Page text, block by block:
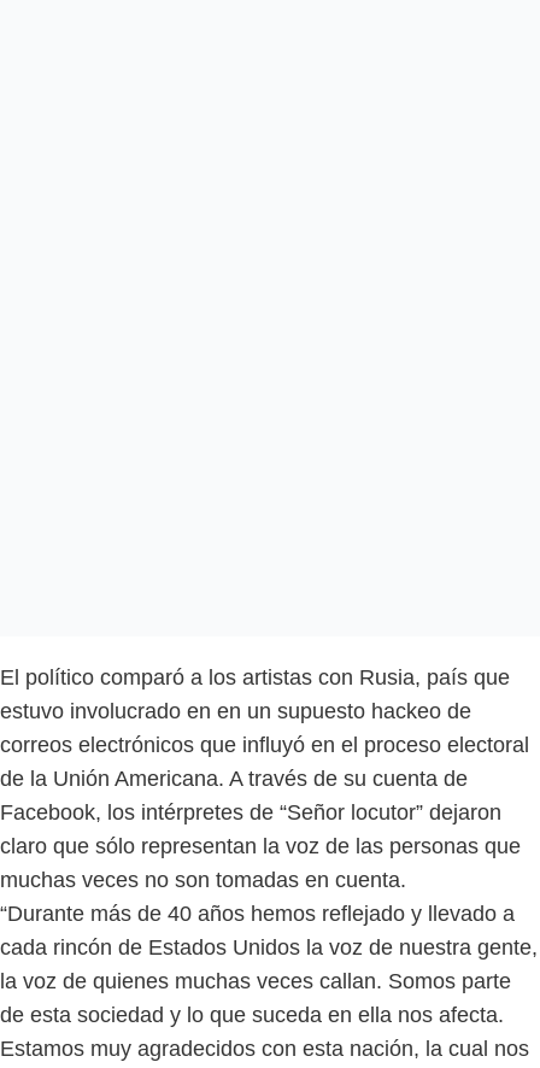
El político comparó a los artistas con Rusia, país que
estuvo involucrado en en un supuesto hackeo de
correos electrónicos que influyó en el proceso electoral
de la Unión Americana. A través de su cuenta de
Facebook, los intérpretes de “Señor locutor” dejaron
claro que sólo representan la voz de las personas que
muchas veces no son tomadas en cuenta.
“Durante más de 40 años hemos reflejado y llevado a
cada rincón de Estados Unidos la voz de nuestra gente,
la voz de quienes muchas veces callan. Somos parte
de esta sociedad y lo que suceda en ella nos afecta.
Estamos muy agradecidos con esta nación, la cual nos